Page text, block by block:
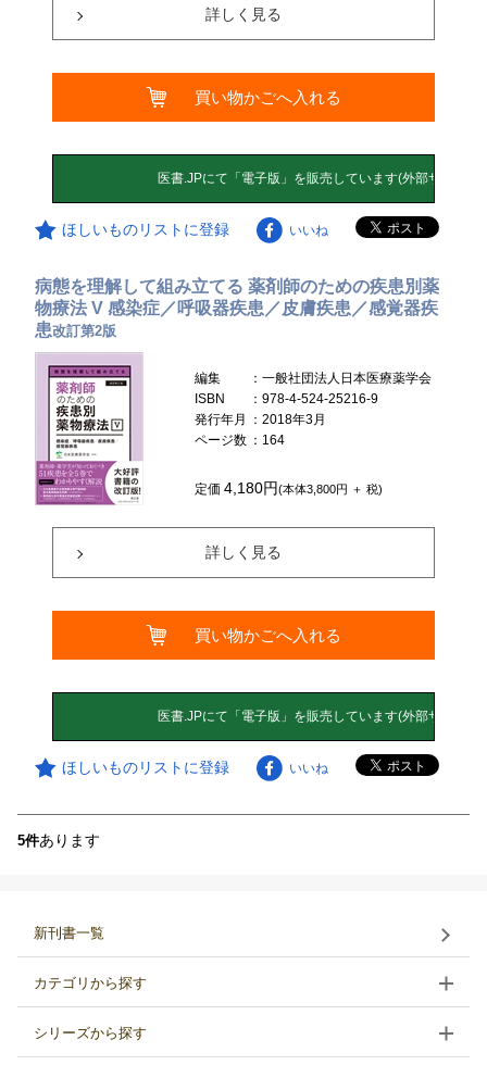
詳しく見る
買い物かごへ入れる
ほしいものリストに登録 いいね
病態を理解して組み立てる 薬剤師のための疾患別薬
物療法 V 感染症／呼吸器疾患／皮膚疾患／感覚器疾
患改訂第2版
編集
：一般社団法人日本医療薬学会
ISBN
：978-4-524-25216-9
発行年月
：2018年3月
ページ数 ：164
定価4,180円(本体3,800円 ＋ 税)
詳しく見る
買い物かごへ入れる
ほしいものリストに登録 いいね
5件あります
新刊書一覧
カテゴリから探す
シリーズから探す